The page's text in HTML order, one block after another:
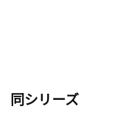
ベタつきがなく涼し
同シリーズ